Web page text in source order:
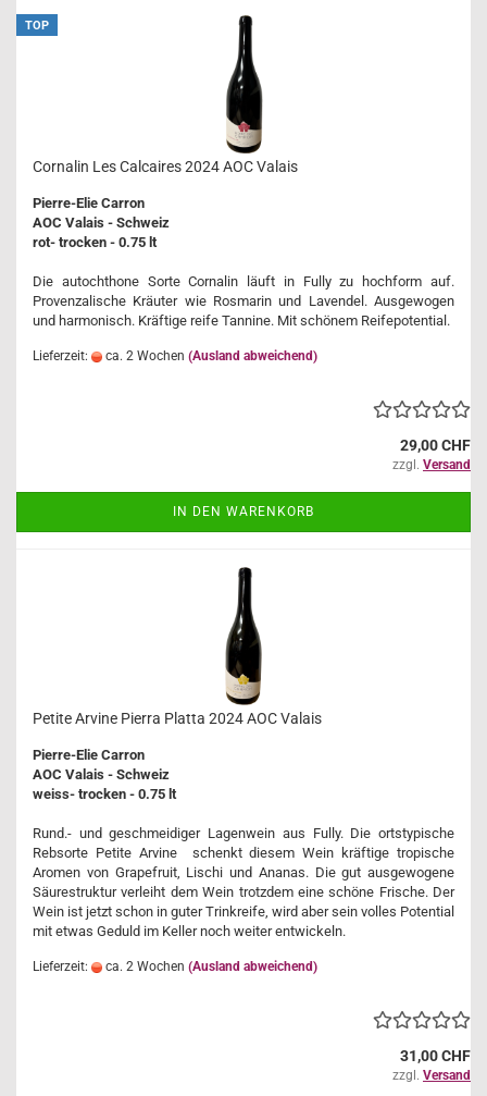
TOP
Cornalin Les Calcaires 2024 AOC Valais
Pierre-Elie Carron
AOC Valais - Schweiz
rot- trocken - 0.75 lt
Die autochthone Sorte Cornalin läuft in Fully zu hochform auf.
Provenzalische Kräuter wie Rosmarin und Lavendel. Ausgewogen
und harmonisch. Kräftige reife Tannine. Mit schönem Reifepotential.
Lieferzeit: ca. 2 Wochen (Ausland abweichend)
29,00 CHF
zzgl. Versand
IN DEN WARENKORB
Petite Arvine Pierra Platta 2024 AOC Valais
Pierre-Elie Carron
AOC Valais - Schweiz
weiss- trocken - 0.75 lt
Rund.- und geschmeidiger Lagenwein aus Fully. Die ortstypische
Rebsorte Petite Arvine schenkt diesem Wein kräftige tropische
Aromen von Grapefruit, Lischi und Ananas. Die gut ausgewogene
Säurestruktur verleiht dem Wein trotzdem eine schöne Frische. Der
Wein ist jetzt schon in guter Trinkreife, wird aber sein volles Potential
mit etwas Geduld im Keller noch weiter entwickeln.
Lieferzeit: ca. 2 Wochen (Ausland abweichend)
31,00 CHF
zzgl. Versand